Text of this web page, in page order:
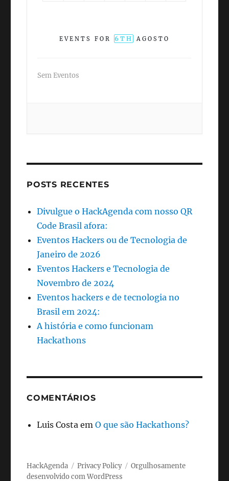
EVENTS FOR 6TH AGOSTO
Sem Eventos
POSTS RECENTES
Divulgue o HackAgenda com nosso QR
Code Brasil afora:
Eventos Hackers ou de Tecnologia de
Janeiro de 2026
Eventos Hackers e Tecnologia de
Novembro de 2024
Eventos hackers e de tecnologia no
Brasil em 2024:
A história e como funcionam
Hackathons
COMENTÁRIOS
Luis Costa emO que são Hackathons?
HackAgenda Privacy Policy
Orgulhosamente
desenvolvido com WordPress